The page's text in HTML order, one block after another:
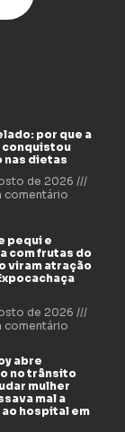
por que a
conquistou
nas dietas
de 2026
comentário
pequi e
com frutas do
viram atração
de 2026
comentário
abre
no trânsito
mulher
mal a
hospital em